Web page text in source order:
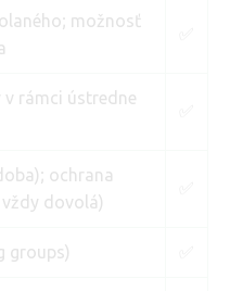
možnosť
rámci ústredne
ochrana
dovolá)
groups)